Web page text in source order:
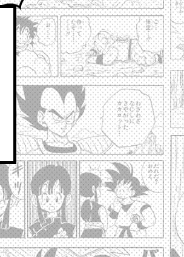
とよたろうが描いてみた